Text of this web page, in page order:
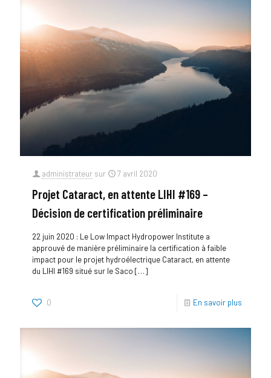
administrateur sur 7 avril 2020
Projet Cataract, en attente LIHI #169 –
Décision de certification préliminaire
22 juin 2020 : Le Low Impact Hydropower Institute a
approuvé de manière préliminaire la certification à faible
impact pour le projet hydroélectrique Cataract, en attente
du LIHI #169 situé sur le Saco […]
0 En savoir plus